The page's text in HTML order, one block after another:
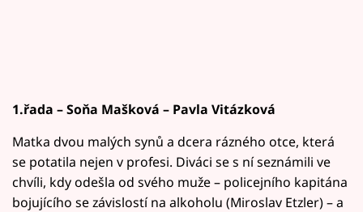
1.řada – Soňa Mašková – Pavla Vitázková
Matka dvou malých synů a dcera rázného otce, která
se potatila nejen v profesi. Diváci se s ní seznámili ve
chvíli, kdy odešla od svého muže – policejního kapitána
bojujícího se závislostí na alkoholu (Miroslav Etzler) – a